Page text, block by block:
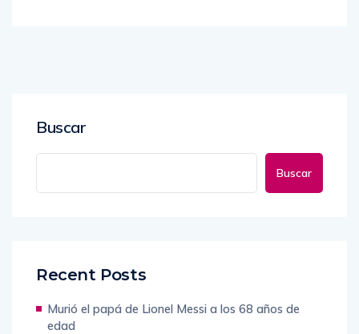
Buscar
Buscar
Recent Posts
Murió el papá de Lionel Messi a los 68 años de
edad